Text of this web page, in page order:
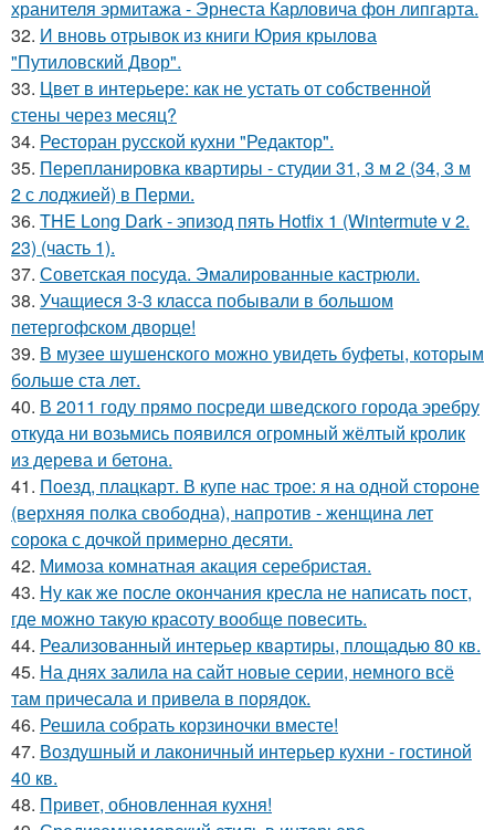
хранителя эрмитажа - Эрнеста Карловича фон липгарта.
32. И вновь отрывок из книги Юрия крылова
"Путиловский Двор".
33. Цвет в интерьере: как не устать от собственной
стены через месяц?
34. Ресторан русской кухни "Редактор".
35. Перепланировка квартиры - студии 31, 3 м 2 (34, 3 м
2 с лоджией) в Перми.
36. THE Long Dark - эпизод пять Hotfix 1 (Wintermute v 2.
23) (часть 1).
37. Советская посуда. Эмалированные кастрюли.
38. Учащиеся 3-3 класса побывали в большом
петергофском дворце!
39. В музее шушенского можно увидеть буфеты, которым
больше ста лет.
40. В 2011 году прямо посреди шведского города эребру
откуда ни возьмись появился огромный жёлтый кролик
из дерева и бетона.
41. Поезд, плацкарт. В купе нас трое: я на одной стороне
(верхняя полка свободна), напротив - женщина лет
сорока с дочкой примерно десяти.
42. Мимоза комнатная акация серебристая.
43. Ну как же после окончания кресла не написать пост,
где можно такую красоту вообще повесить.
44. Реализованный интерьер квартиры, площадью 80 кв.
45. На днях залила на сайт новые серии, немного всё
там причесала и привела в порядок.
46. Решила собрать корзиночки вместе!
47. Воздушный и лаконичный интерьер кухни - гостиной
40 кв.
48. Привет, обновленная кухня!